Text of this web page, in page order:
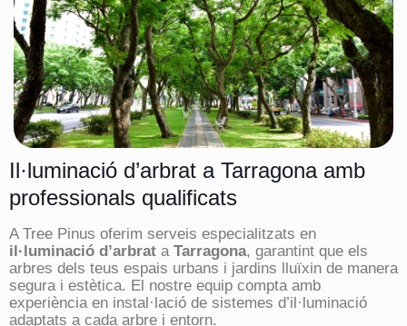
Il·luminació d’arbrat a Tarragona amb
professionals qualificats
A Tree Pinus oferim serveis especialitzats en
il·luminació d’arbrat aTarragona, garantint que els
arbres dels teus espais urbans i jardins lluïxin de manera
segura i estètica. El nostre equip compta amb
experiència en instal·lació de sistemes d’il·luminació
adaptats a cada arbre i entorn.